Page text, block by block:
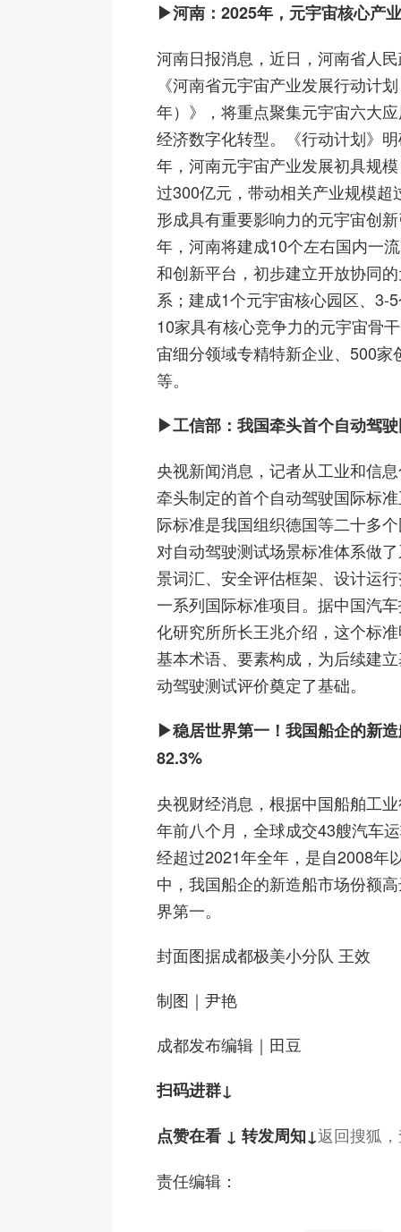
▶河南：2025年，元宇宙核心产
河南日报消息，近日，河南省人
《河南省元宇宙产业发展行动计
年）》，将重点聚集元宇宙六大
经济数字化转型。《行动计划》
年，河南元宇宙产业发展初具规
过300亿元，带动相关产业规模超
形成具有重要影响力的元宇宙创
年，河南将建成10个左右国内一
和创新平台，初步建立开放协同
系；建成1个元宇宙核心园区、3-
10家具有核心竞争力的元宇宙骨
宙细分领域专精特新企业、500家
等。
▶工信部：我国牵头首个自动驾
央视新闻消息，记者从工业和信
牵头制定的首个自动驾驶国际标
际标准是我国组织德国等二十多
对自动驾驶测试场景标准体系做
景词汇、安全评估框架、设计运
一系列国际标准项目。据中国汽
化研究所所长王兆介绍，这个标
基本术语、要素构成，为后续建
动驾驶测试评价奠定了基础。
▶稳居世界第一！我国船企的新
82.3%
央视财经消息，根据中国船舶工
年前八个月，全球成交43艘汽车
经超过2021年全年，是自2008年
中，我国船企的新造船市场份额
界第一。
封面图据成都极美小分队 王效
制图 ｜尹艳
成都发布编辑 ｜田豆
扫码进群↓
点赞在看 ↓ 转发周知↓返回搜狐
责任编辑：